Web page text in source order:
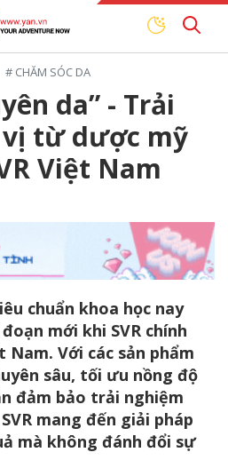
# CHĂM SÓC DA
da” - Trải
từ dược mỹ
Việt Nam
chuẩn khoa học nay
mới khi SVR chính
Với các sản phẩm
sâu, tối ưu nồng độ
đảm bảo trải nghiệm
mang đến giải pháp
mà không đánh đổi sự